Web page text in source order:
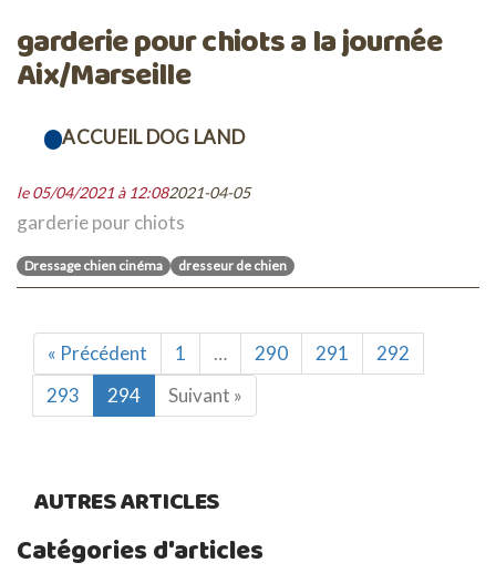
garderie pour chiots a la journée
Aix/Marseille
ACCUEIL DOG LAND
le 05/04/2021 à 12:082021-04-05
garderie pour chiots
Dressage chien cinéma dresseur de chien
« Précédent 1 … 290 291
292
293
294 Suivant »
AUTRES ARTICLES
Catégories d'articles